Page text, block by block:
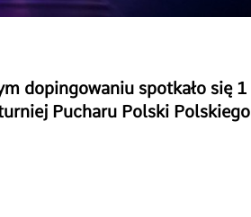
dopingowaniu spotkało się 1
Pucharu Polski Polskiego